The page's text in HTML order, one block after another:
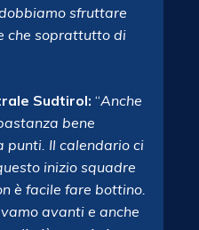
sfruttare
che soprattutto di
Sudtirol: “Anche
bene
punti. Il calendario ci
inizio squadre
è facile fare bottino.
avanti e anche